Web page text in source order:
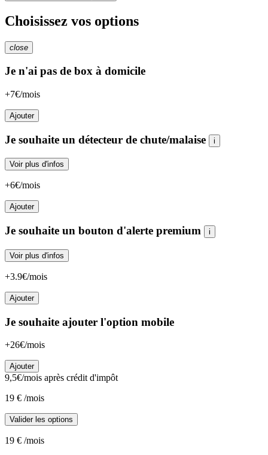
Choisissez vos options
close
Je n'ai pas de box à domicile
+7€/mois
Ajouter
Je souhaite un détecteur de chute/malaise i
Voir plus d'infos
+6€/mois
Ajouter
Je souhaite un bouton d'alerte premium i
Voir plus d'infos
+3.9€/mois
Ajouter
Je souhaite ajouter l'option mobile
+26€/mois
Ajouter
9,5€/mois après crédit d'impôt
19 € /mois
Valider les options
19 € /mois